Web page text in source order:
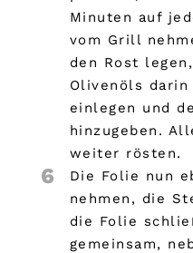
Minuten auf
vom Grill
den Rost
Olivenöls
einlegen und
hinzugeben.
weiter rösten.
6
Die Folie nun
nehmen, die
die Folie
gemeinsam,